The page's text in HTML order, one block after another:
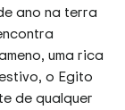
ano na terra
uma rica
o Egito
de qualquer